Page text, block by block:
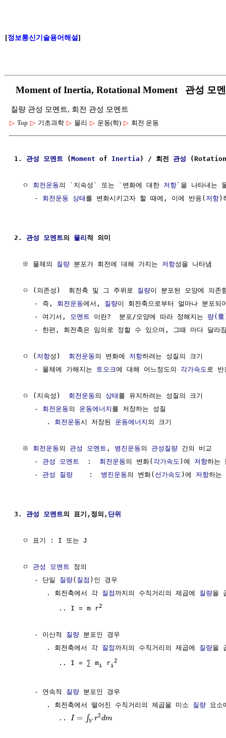
[정보통신기술용어해설]
Moment of Inertia, Rotational Moment 관성 모
질량 관성 모멘트, 회전 관성 모멘트
▷ Top ▷ 기초과학 ▷ 물리 ▷ 운동(학) ▷ 회전 운동
1. 관성 모멘트 (Moment of Inertia ) / 회전 관성
  ㅇ
회전운동의 `지속성` 또는 `변화에 대한 저항`을 나타내는
     -
회전운동 상태 를 변화시키고자 할 때에, 이에 반응( 저항)
2. 관성 모멘트의 물리적 의미
  ※ 물체의
질량 분포가 회전에 대해 가지는 저항성을 나타냄
  ㅇ (의존성)  회전축 및 그 주위로
질량이 분포된 모양에 의존
     - 즉,
회전운동에서, 질량이 회전축으로부터 얼마나 분포
     - 여기서,
모멘트 이란?  분포/모양에 따라 정해지는 량(
- 한편, 회전축은 임의로 정할 수 있으며, 그때 마다 달라
  ㅇ (
저항성) 회전운동의 변화에 저항하려는 성질의 크기
     - 물체에 가해지는
토오크에 대해 어느정도의 각가속도 로 반
  ㅇ (지속성)
회전운동의 상태 를 유지하려는 성질의 크기
     -
회전운동의 운동에너지 를 저장하는 성질
        .
회전운동시 저장된 운동에너지 의 크기
  ※
회전운동의 관성 모멘트 , 병진운동의 관성질량 간의 비
     -
관성 모멘트
  :
회전운동의 변화( 각가속도 )에 저항하는
     -
관성 질량
    :
병진운동의 변화(선가속도 )에 저항하는
3. 관성 모멘트의 표기,정의, 단위
  ㅇ 표기 : I 또는 J
  ㅇ
관성 모멘트
정의
     - 단일
질량( 질점 )인 경우
        . 회전축에서 각
질점까지의 수직거리의 제곱에 질량을
           .. I = m r
2
     - 이산적
질량 분포인 경우
        . 회전축에서 각
질점까지의 수직거리의 제곱에 질량을
           .. I = ∑ m
i ri
2
     - 연속적
질량 분포인 경우
        . 회전축에서 떨어진 수직거리의 제곱을 미소
질량 요
           ..
I = ∫V r2dm